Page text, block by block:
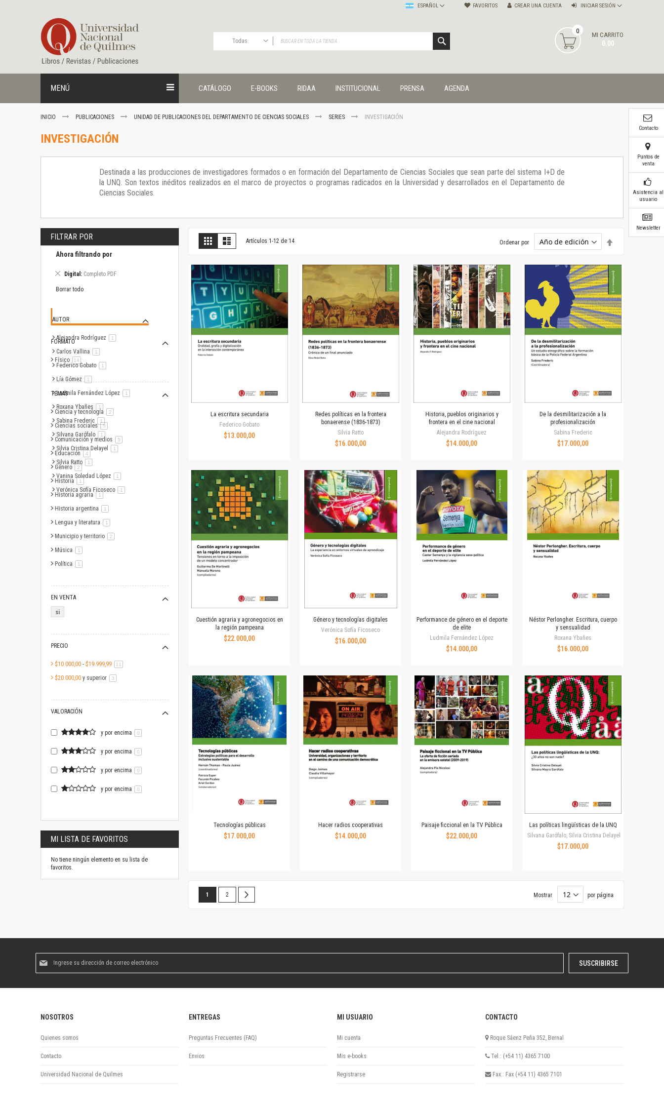
contenido
FAVORITOS INICIAR SESIÓN
CREAR UNA CUENTA
ESPAÑOL
Todas
Publicaciones
Editorial
Cuadernos universitarios
Derechos humanos
Serie Clásicos latinoamericanos
Medios&redes
Música y ciencia
Serie Arte sonoro
Nuevos enfoques en ciencia y tecnología
Sociedad-tecnología-ciencia
Serie digital
Territorio y acumulación: conflictividades y alternativas
Publicaciones periódicas
Redes
Revista de Ciencias Sociales. Primera época
Biomedicina
Coediciones
Jornadas académicas
La ideología argentina
Libros de arte
Otros títulos
Textos para la enseñanza universitaria
Intersecciones
Política
Serie Clásica
Serie Contemporánea
Unidad de Publicaciones del Departamento de Ciencia y Tecnología
Colecciones
Ideas de Educación Virtual
Unidad de Publicaciones del Departamento de Economía y Administración
Colecciones
Otros títulos
Economía y Gestión
Series
Investigación
Unidad de Publicaciones del Departamento de Ciencias Sociales
Encuentros
Tesis Grado
Tesis Posgrado
Colecciones
Publicaciones periódicas
MI CARRITO
0.00
0
MENÚ CATÁLOGO E-BOOKS RIDAA INSTITUCIONAL PRENSA AGENDA
INICIO PUBLICACIONES UNIDAD DE PUBLICACIONES DEL DEPARTAMENTO DE CIENCIAS SOCIALES SERIES INVESTIGACIÓN
INVESTIGACIÓN
Destinada a las producciones de investigadores formados o en formación del Departamento de Ciencias Sociales que sean parte del sistema I+D de
la UNQ. Son textos inéditos realizados en el marco de proyectos o programas radicados en la Universidad y desarrollados en el Departamento de
Ciencias Sociales.
Ver
como
Grilla Lista Artículos 1-12 de 14 Ordenar por
descendente
La escritura secundaria
Federico Gobato
$13.000,00
Redes políticas en la frontera
bonaerense (1836-1873)
Silvia Ratto
$16.000,00
Historia, pueblos originarios y
frontera en el cine nacional
Alejandra Rodríguez
$14.000,00
De la desmilitarización a la
profesionalización
Sabina Frederic
$17.000,00
Cuestión agraria y agronegocios en
la región pampeana
$22.000,00
Género y tecnologías digitales
Verónica Sofía Ficoseco
$16.000,00
Performance de género en el deporte
de elite
Ludmila Fernández López
$14.000,00
Néstor Perlongher. Escritura, cuerpo
y sensualidad
Roxana Ybañes
$16.000,00
Tecnologías públicas
$17.000,00
Hacer radios cooperativas
$14.000,00
Paisaje ficcional en la TV Pública
$22.000,00
Las políticas lingüísticas de la UNQ
Silvana Garófalo, Silvia Cristina Delayel
$17.000,00
Estás leyendo la página
1 Página
2 Mostrar por página
FILTRAR POR
Ahora filtrando por
Digital Completo PDF
Eliminar
artículo
Borrar todo
AUTOR
Alejandra Rodríguez 1
Carlos Vallina 1
Federico Gobato 1
Lía Gómez 1
Ludmila Fernández López 1
Roxana Ybañes 1
Sabina Frederic 1
Silvana Garófalo 1
Silvia Cristina Delayel 1
Silvia Ratto 1
Vanina Soledad López 1
Verónica Sofía Ficoseco 1
FORMATO
Físico 14
TEMAS
Ciencia y tecnología 2artículo
Ciencias sociales 5artículo
Comunicación y medios 5artículo
Educación 4 artículo
Género 2artículo
Historia 1
Historia agraria 1
Historia argentina 1
Lengua y literatura 1
Municipio y territorio 2artículo
Música 1
Política 1
EN VENTA
si
PRECIO
$10.000,00 - $19.999,99 11
$20.000,00 y superior 3artículo
VALORACIÓN
y por encima 0
y por encima 0
y por encima 0
y por encima 0
MI LISTA DE FAVORITOS
No tiene ningún elemento en su lista de
favoritos.
boletín
SUSCRIBIRSE
NOSOTROS
Quienes somos
Contacto
Universidad Nacional de Quilmes
ENTREGAS
Preguntas Frecuentes (FAQ)
Envios
MI USUARIO
Mi cuenta
Mis e-books
Registrarse
CONTACTO
Roque Sáenz Peña 352, Bernal
Tel.: (+54 11) 4365 7100
Fax.: Fax (+54 11) 4365 7101
Contacto
Puntos de
venta
Asistencia al
usuario
Newsletter